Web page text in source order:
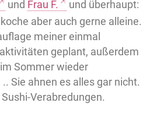
und Frau F.
und überhaupt:
aber auch gerne alleine.
meiner einmal
geplant, außerdem
Sommer wieder
Sie ahnen es alles gar nicht.
Verabredungen.